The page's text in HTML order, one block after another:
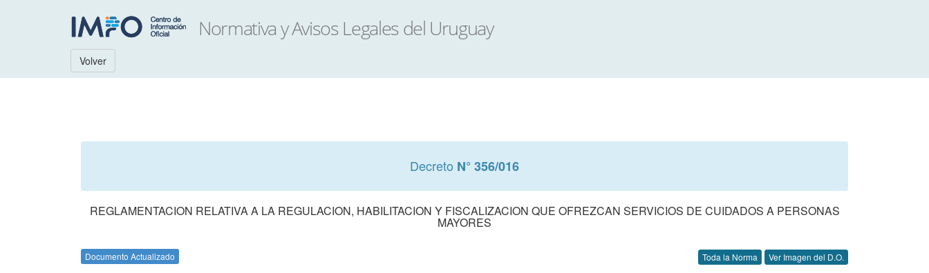
Volver
Decreto N° 356/016
REGLAMENTACION RELATIVA A LA REGULACION, HABILITACION Y FISCALIZACION QUE OFREZCAN SERVICIOS DE CUIDADOS A PERSONAS
MAYORES
Documento Actualizado Toda la Norma Ver Imagen del D.O.